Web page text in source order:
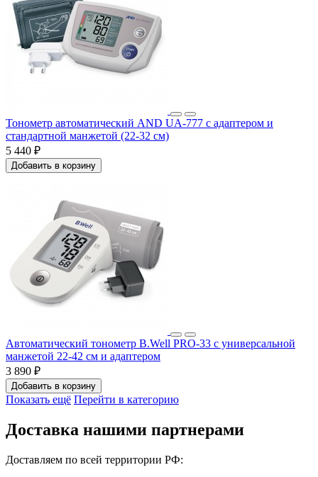
Тонометр автоматический AND UA-777 с адаптером и
стандартной манжетой (22-32 см)
5 440 ₽
Добавить в корзину
Автоматический тонометр B.Well PRO-33 c универсальной
манжетой 22-42 см и адаптером
3 890 ₽
Добавить в корзину
Показать ещё Перейти в категорию
Доставка нашими партнерами
Доставляем по всей территории РФ: